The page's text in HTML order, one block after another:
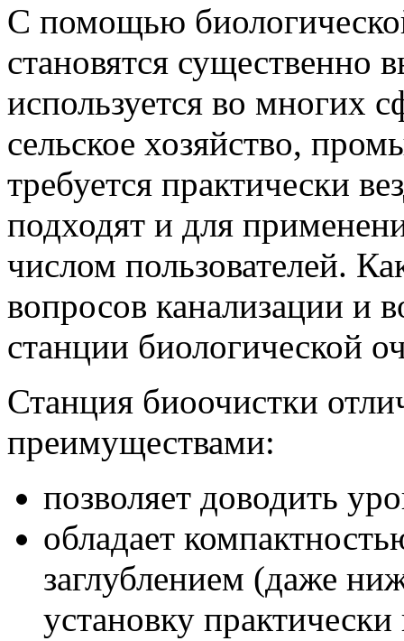
С помощью
становятся
используется во многих
сельское хозяйство,
требуется практически
подходят и для
числом пользователей.
вопросов канализации и
станции биологической
Станция биоочистки
преимуществами:
позволяет доводить
обладает
заглублением (даже
установку